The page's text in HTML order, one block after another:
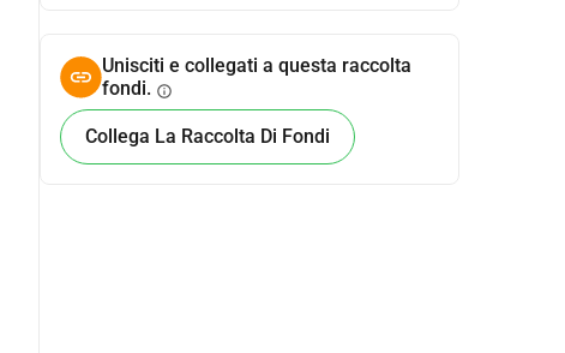
Unisciti e collegati a questa raccolta
fondi. info
Collega La Raccolta Di Fondi